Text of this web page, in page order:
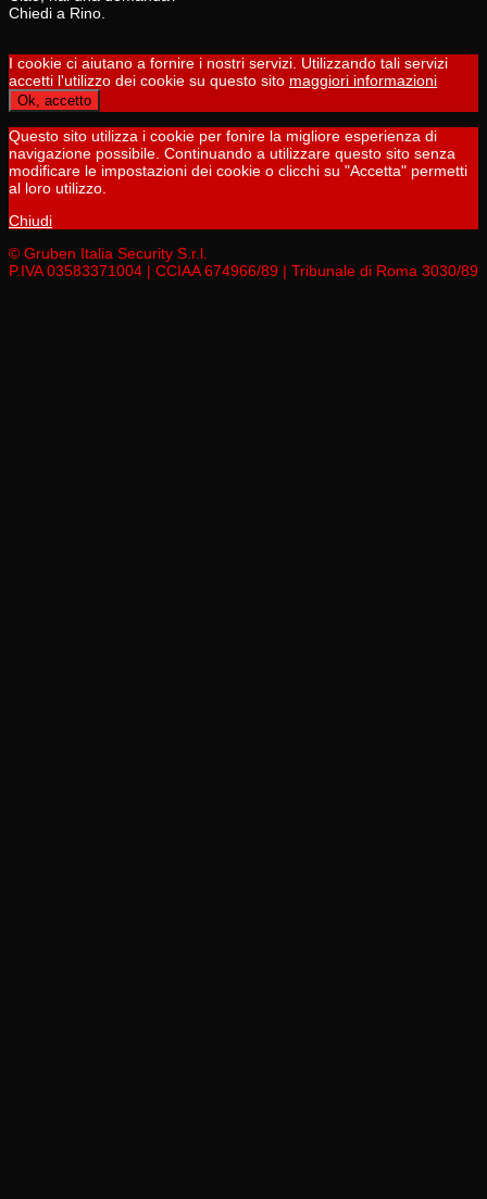
Chiedi a Rino.
I cookie ci aiutano a fornire i nostri servizi. Utilizzando tali servizi
accetti l'utilizzo dei cookie su questo sito maggiori informazioni
Ok, accetto
Questo sito utilizza i cookie per fonire la migliore esperienza di
navigazione possibile. Continuando a utilizzare questo sito senza
modificare le impostazioni dei cookie o clicchi su "Accetta" permetti
al loro utilizzo.
Chiudi
© Gruben Italia Security S.r.l.
P.IVA 03583371004 | CCIAA 674966/89 | Tribunale di Roma 3030/89